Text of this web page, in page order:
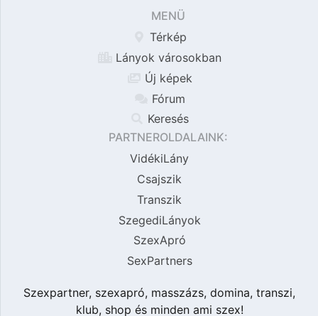
MENÜ
Térkép
Lányok városokban
Új képek
Fórum
Keresés
PARTNEROLDALAINK:
VidékiLány
Csajszik
Transzik
SzegediLányok
SzexApró
SexPartners
Szexpartner, szexapró, masszázs, domina, transzi,
klub, shop és minden ami szex!